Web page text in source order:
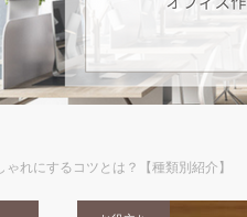
れにするコツとは？【種類別紹介】